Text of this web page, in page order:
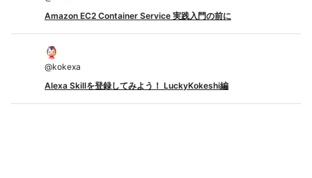
Amazon EC2 Container Service 実践入門の前に
@kokexa
Alexa Skillを登録してみよう！ LuckyKokeshi編